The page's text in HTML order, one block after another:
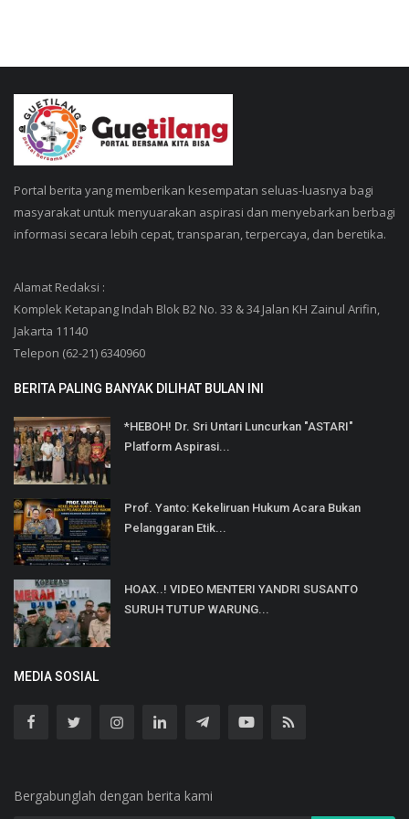
Portal berita yang memberikan kesempatan seluas-luasnya bagi
masyarakat untuk menyuarakan aspirasi dan menyebarkan berbagi
informasi secara lebih cepat, transparan, terpercaya, dan beretika.
Alamat Redaksi :
Komplek Ketapang Indah Blok B2 No. 33 & 34 Jalan KH Zainul Arifin,
Jakarta 11140
Telepon (62-21) 6340960
BERITA PALING BANYAK DILIHAT BULAN INI
*HEBOH! Dr. Sri Untari Luncurkan "ASTARI"
Platform Aspirasi...
Prof. Yanto: Kekeliruan Hukum Acara Bukan
Pelanggaran Etik...
HOAX..! VIDEO MENTERI YANDRI SUSANTO
SURUH TUTUP WARUNG...
MEDIA SOSIAL
Bergabunglah dengan berita kami